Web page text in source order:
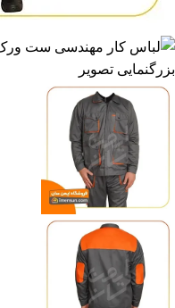
بزرگنمایی تصویر